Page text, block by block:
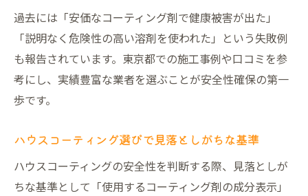
シックハウス対策としての最新ハウスコーティ
ング
シックハウス対策に有効なハウスコーティ
ングとは
東京都で人気のシックハウス対策施工法
フロアコーティングのVOC対策と安全性検
証
過去には「安価なコーティング剤で健康被害が出た」
「説明なく危険性の高い溶剤を使われた」という失敗例
も報告されています。東京都での施工事例や口コミを参
考にし、実績豊富な業者を選ぶことが安全性確保の第一
歩です。
ハウスコーティング選びで見落としがちな基準
ハウスコーティングの安全性を判断する際、見落としが
ちな基準として「使用するコーティング剤の成分表示」